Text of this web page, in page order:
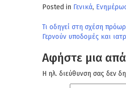
Posted in Γενικά,
Πλοήγηση
άρθρων
Τι οδηγεί στη σχέση
Γερνούν υποδομές και
Αφήστε μια
Η ηλ. διεύθυνση σας δεν